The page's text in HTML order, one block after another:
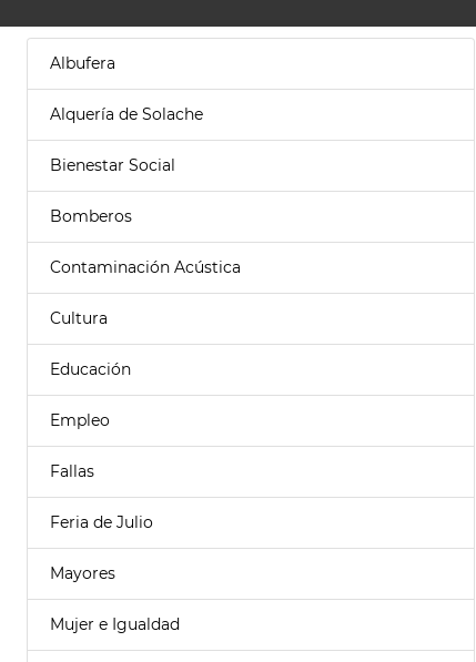
Albufera
Alquería de Solache
Bienestar Social
Bomberos
Contaminación Acústica
Cultura
Educación
Empleo
Fallas
Feria de Julio
Mayores
Mujer e Igualdad